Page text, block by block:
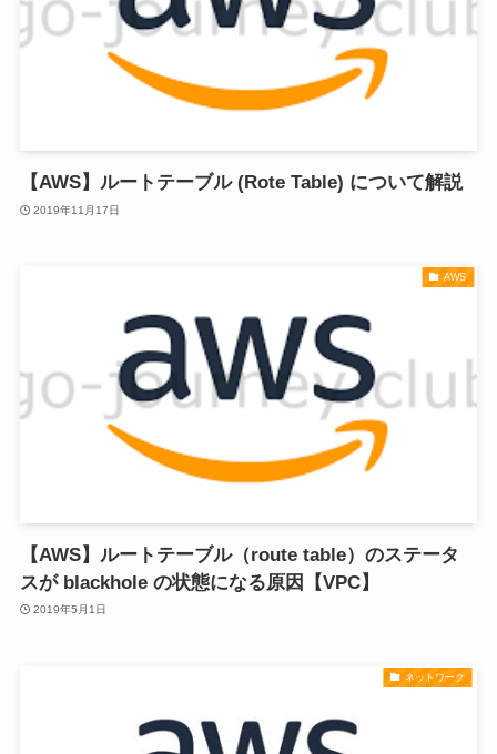
【AWS】ルートテーブル (Rote Table) について解説
2019年11月17日
AWS
【AWS】ルートテーブル（route table）のステータ
スが blackhole の状態になる原因【VPC】
2019年5月1日
ネットワーク